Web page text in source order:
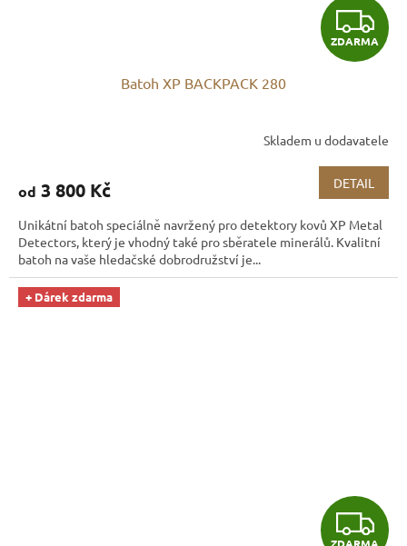
Z
D
R
M
A
ZDARMA
Batoh XP BACKPACK 280
Skladem u dodavatele
od 3 800 Kč DETAIL
Unikátní batoh speciálně navržený pro detektory kovů XP Metal
Detectors, který je vhodný také pro sběratele minerálů. Kvalitní
batoh na vaše hledačské dobrodružství je...
+ Dárek zdarma
Z
ZDARMA